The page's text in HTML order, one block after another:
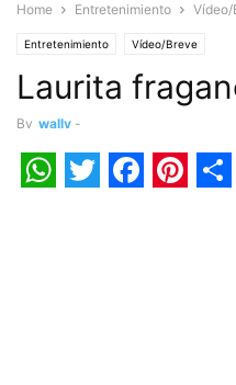
Home Entretenimiento Vídeo/
Entretenimiento Vídeo/Breve
Laurita
By wally -